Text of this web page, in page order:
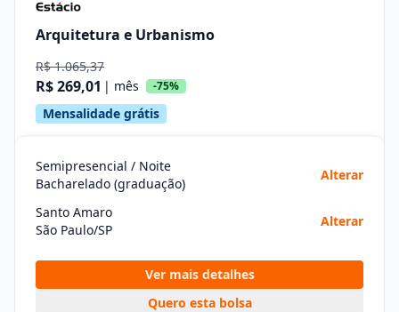
Arquitetura e Urbanismo
R$ 1.065,37
R$ 269,01 | mês -75%
Mensalidade grátis
Semipresencial / Noite
Bacharelado (graduação)
Alterar
Santo Amaro
São Paulo/SP
Alterar
Ver mais detalhes
Quero esta bolsa